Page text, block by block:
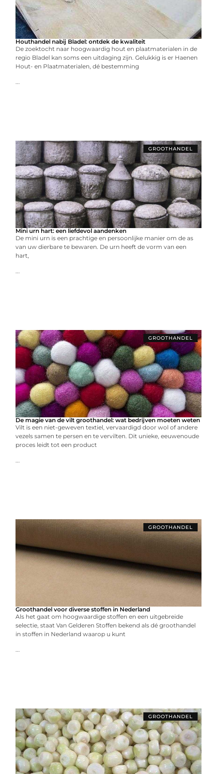
Houthandel nabij Bladel: ontdek de kwaliteit
De zoektocht naar hoogwaardig hout en plaatmaterialen in de
regio Bladel kan soms een uitdaging zijn. Gelukkig is er Haenen
Hout- en Plaatmaterialen, dé bestemming
...
GROOTHANDEL
Mini urn hart: een liefdevol aandenken
De mini urn is een prachtige en persoonlijke manier om de as
van uw dierbare te bewaren. De urn heeft de vorm van een
hart,
...
GROOTHANDEL
De magie van de vilt groothandel: wat bedrijven moeten weten
Vilt is een niet-geweven textiel, vervaardigd door wol of andere
vezels samen te persen en te vervilten. Dit unieke, eeuwenoude
proces leidt tot een product
...
GROOTHANDEL
Groothandel voor diverse stoffen in Nederland
Als het gaat om hoogwaardige stoffen en een uitgebreide
selectie, staat Van Gelderen Stoffen bekend als dé groothandel
in stoffen in Nederland waarop u kunt
...
GROOTHANDEL